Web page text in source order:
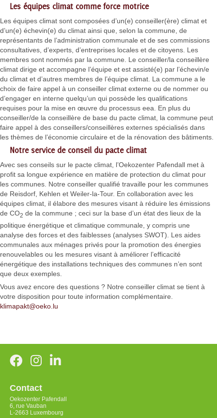
Les équipes climat comme force motrice
Les équipes climat sont composées d’un(e) conseiller(ère) climat et
d’un(e) échevin(e) du climat ainsi que, selon la commune, de
représentants de l’administration communale et de ses commissions
consultatives, d’experts, d’entreprises locales et de citoyens. Les
membres sont nommés par la commune. Le conseiller/la conseillère
climat dirige et accompagne l’équipe et est assisté(e) par l’échevin/e
du climat et d’autres membres de l’équipe climat. La commune a le
choix de faire appel à un conseiller climat externe ou de nommer ou
d’engager en interne quelqu’un qui possède les qualifications
requises pour la mise en œuvre du processus eea. En plus du
conseiller/de la conseillère de base du pacte climat, la commune peut
faire appel à des conseillers/conseillères externes spécialisés dans
les thèmes de l’économie circulaire et de la rénovation des bâtiments.
Notre service de conseil du pacte climat
Avec ses conseils sur le pacte climat, l’Oekozenter Pafendall met à
profit sa longue expérience en matière de protection du climat pour
les communes. Notre conseiller qualifié travaille pour les communes
de Reisdorf, Kehlen et Weiler-la-Tour. En collaboration avec les
équipes climat, il élabore des mesures visant à réduire les émissions
de CO2 de la commune ; ceci sur la base d’un état des lieux de la
politique énergétique et climatique communale, y compris une
analyse des forces et des faiblesses (analyses SWOT). Les aides
communales aux ménages privés pour la promotion des énergies
renouvelables ou les mesures visant à améliorer l’efficacité
énergétique des installations techniques des communes n’en sont
que deux exemples.
Vous avez encore des questions ? Notre conseiller climat se tient à
votre disposition pour toute information complémentaire.
klimapakt@oeko.lu
Contact
Oekozenter Pafendall
6, rue Vauban
L-2663 Luxembourg